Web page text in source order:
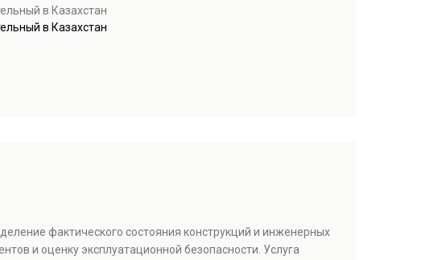
в Казахстан
в Казахстан
фактического состояния конструкций и инженерных
и оценку эксплуатационной безопасности. Услуга